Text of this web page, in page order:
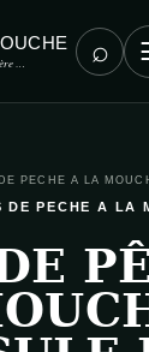
… ⌕
PECHE A LA
DE PECHE A LA